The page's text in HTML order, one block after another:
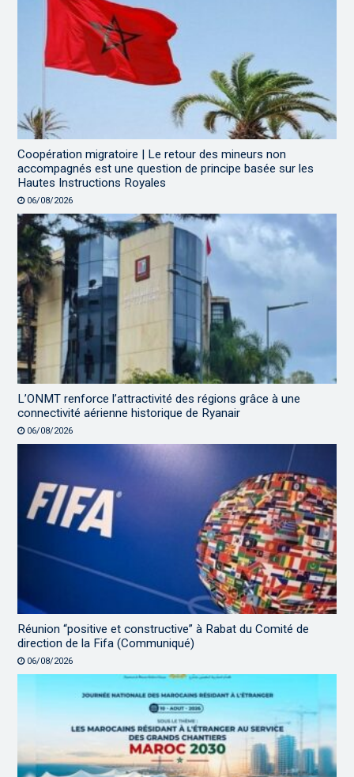
Coopération migratoire | Le retour des mineurs non
accompagnés est une question de principe basée sur les
Hautes Instructions Royales
06/08/2026
L’ONMT renforce l’attractivité des régions grâce à une
connectivité aérienne historique de Ryanair
06/08/2026
Réunion “positive et constructive” à Rabat du Comité de
direction de la Fifa (Communiqué)
06/08/2026